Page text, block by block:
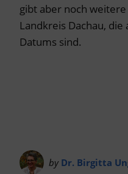
gibt aber noch
Landkreis Dachau,
Datums sind.
by Dr. Birgitta